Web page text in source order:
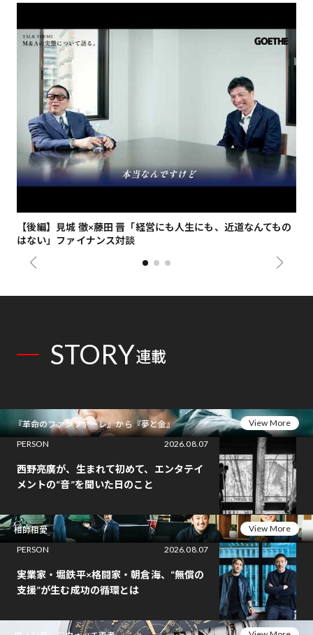
【後編】見城 徹×藤田 晋「経営にも人生にも、近道なんてもの
はない」ファイナンス対談
STORY連載
『革命のファンファーレ』から『夢と金』
View More
PERSON
2026.08.07
西野亮廣が、生まれて初めて、エンタテイ
メントの“音”を聞いた日のこと
相師相愛
View More
PERSON
2026.08.07
実業家・堀鉄平×格闘家・朝倉海、“無償の
支援”が生む成功の循環とは